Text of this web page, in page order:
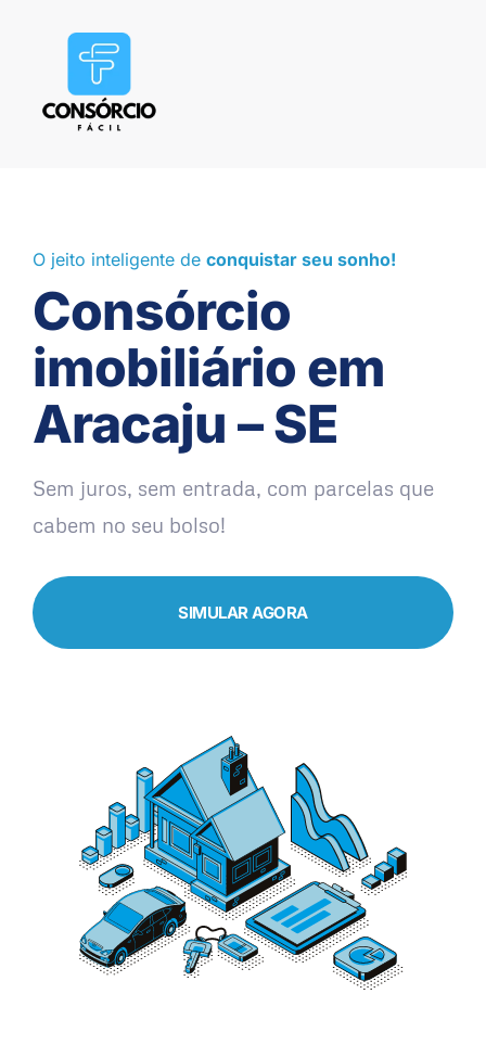
O jeito inteligente de conquistar seu sonho!
Consórcio
imobiliário em
Aracaju – SE
Sem juros, sem entrada, com parcelas que
cabem no seu bolso!
SIMULAR AGORA